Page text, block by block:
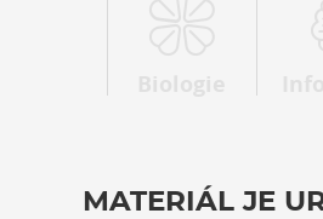
MATERIÁL JE